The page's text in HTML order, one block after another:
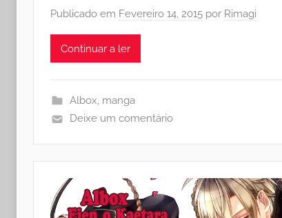
Publicado em Fevereiro 14, 2015 por Rimagi
Continuar a ler
Albox, manga
Deixe um comentário